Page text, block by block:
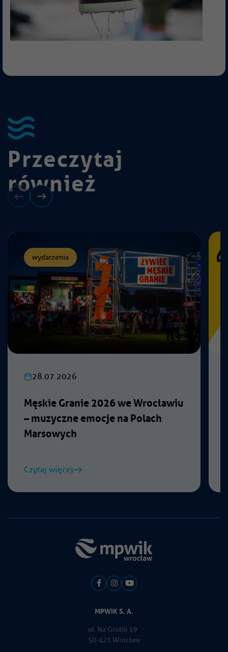
Przeczytaj
również
wydarzenia
28.07.2026
Męskie Granie 2026 we Wrocławiu
– muzyczne emocje na Polach
Marsowych
Czytaj więcej
MPWIK S. A.
ul. Na Grobli 19
50-421 Wrocław